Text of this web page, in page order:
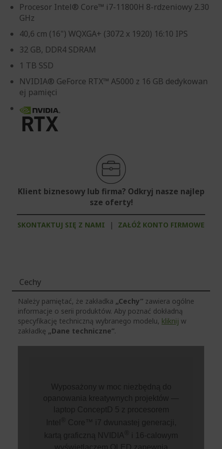
Procesor Intel® Core™ i7-11800H 8-rdzeniowy 2.30
GHz
40,6 cm (16") WQXGA+ (3072 x 1920) 16:10 IPS
32 GB, DDR4 SDRAM
1 TB SSD
NVIDIA® GeForce RTX™ A5000 z 16 GB dedykowan
ej pamięci
Klient biznesowy lub firma? Odkryj nasze najlep
sze oferty!
SKONTAKTUJ SIĘ Z NAMI | ZAŁÓŻ KONTO FIRMOWE
Cechy
Należy pamiętać, że zakładka „Cechy” zawiera ogólne
informacje o serii produktów. Aby poznać dokładną
specyfikację techniczną wybranego modelu, kliknij w
zakładkę „Dane techniczne”.